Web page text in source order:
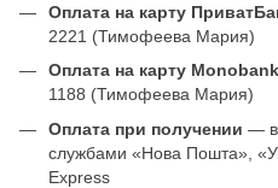
Оплата на карту
2221 (Тимофеева Мария)
Оплата на карту
1188 (Тимофеева Мария)
Оплата при получении —
службами «Нова Пошта»,
Express